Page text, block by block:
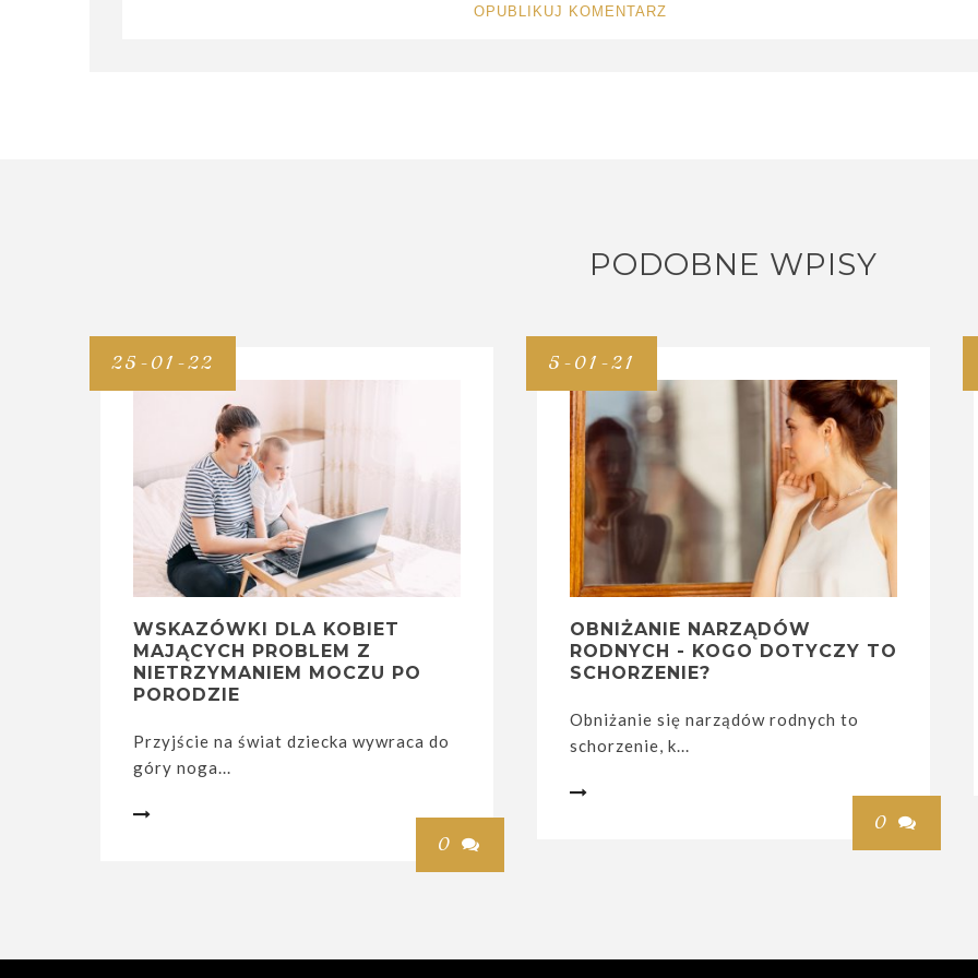
OPUBLIKUJ KOMENTARZ
PODOBNE WPISY
25-01-22
0 
WSKAZÓWKI DLA KOBIET
MAJĄCYCH PROBLEM Z
NIETRZYMANIEM MOCZU PO
PORODZIE
Przyjście na świat dziecka wywraca do
góry noga...

5-01-21
0 
OBNIŻANIE NARZĄDÓW
RODNYCH - KOGO DOTYCZY TO
SCHORZENIE?
Obniżanie się narządów rodnych to
schorzenie, k...
